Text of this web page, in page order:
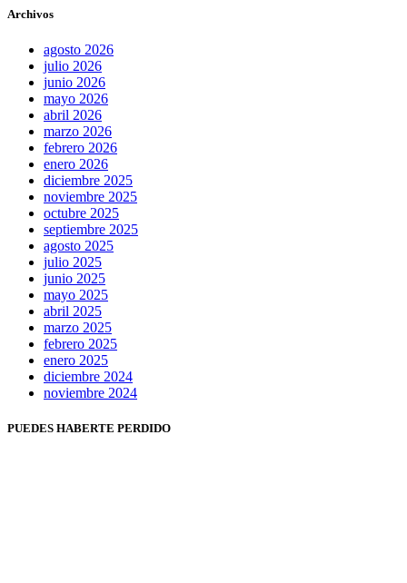
Archivos
agosto 2026
julio 2026
junio 2026
mayo 2026
abril 2026
marzo 2026
febrero 2026
enero 2026
diciembre 2025
noviembre 2025
octubre 2025
septiembre 2025
agosto 2025
julio 2025
junio 2025
mayo 2025
abril 2025
marzo 2025
febrero 2025
enero 2025
diciembre 2024
noviembre 2024
PUEDES HABERTE PERDIDO